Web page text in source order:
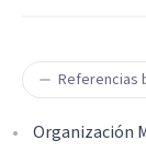
Referencias
Organización